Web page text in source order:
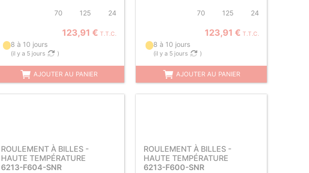
70 125 24
123,91 € T.T.C.
8 à 10 jours
(il y a 5 jours )
AJOUTER AU PANIER
70 125 24
123,91 € T.T.C.
8 à 10 jours
(il y a 5 jours )
AJOUTER AU PANIER
ROULEMENT À BILLES -
HAUTE TEMPÉRATURE
6213-F604-SNR
ROULEMENT À BILLES -
HAUTE TEMPÉRATURE
6213-F600-SNR